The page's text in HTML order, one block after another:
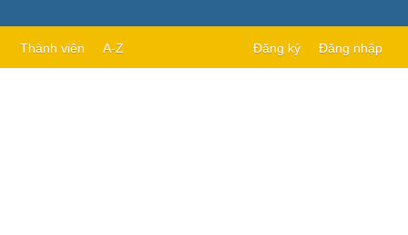
Thành viên A-Z Đăng ký Đăng nhập